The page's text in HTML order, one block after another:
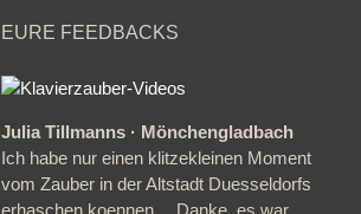
EURE FEEDBACKS
Julia Tillmanns · Mönchengladbach
Ich habe nur einen klitzekleinen Moment
vom Zauber in der Altstadt Duesseldorfs
erhaschen koennen… Danke, es war